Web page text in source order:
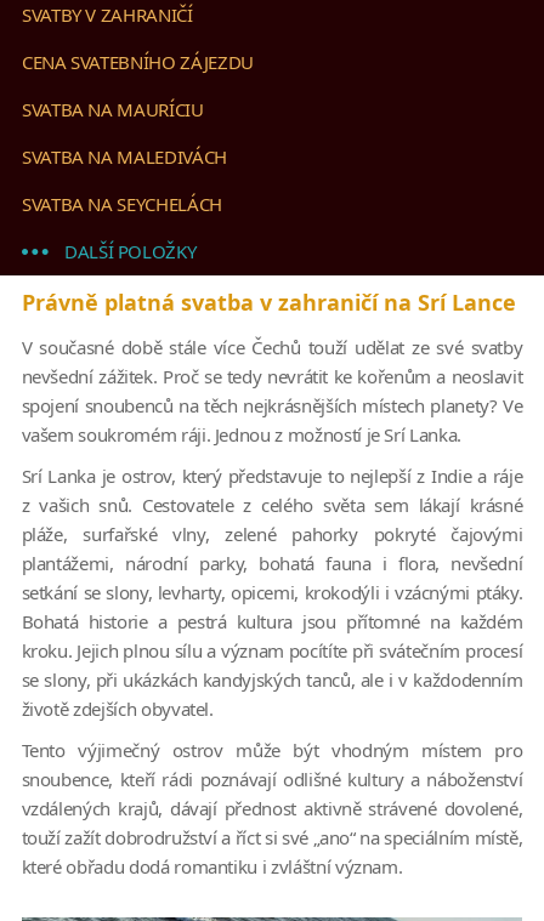
SVATBY V ZAHRANIČÍ
CENA SVATEBNÍHO ZÁJEZDU
SVATBA NA MAURÍCIU
SVATBA NA MALEDIVÁCH
SVATBA NA SEYCHELÁCH
DALŠÍ POLOŽKY
Právně platná svatba v zahraničí na Srí Lance
V současné době stále více Čechů touží udělat ze své svatby
nevšední zážitek. Proč se tedy nevrátit ke kořenům a neoslavit
spojení snoubenců na těch nejkrásnějších místech planety? Ve
vašem soukromém ráji. Jednou z možností je Srí Lanka.
Srí Lanka je ostrov, který představuje to nejlepší z Indie a ráje
z vašich snů. Cestovatele z celého světa sem lákají krásné
pláže, surfařské vlny, zelené pahorky pokryté čajovými
plantážemi, národní parky, bohatá fauna i flora, nevšední
setkání se slony, levharty, opicemi, krokodýli i vzácnými ptáky.
Bohatá historie a pestrá kultura jsou přítomné na každém
kroku. Jejich plnou sílu a význam pocítíte při svátečním procesí
se slony, při ukázkách kandyjských tanců, ale i v každodenním
životě zdejších obyvatel.
Tento výjimečný ostrov může být vhodným místem pro
snoubence, kteří rádi poznávají odlišné kultury a náboženství
vzdálených krajů, dávají přednost aktivně strávené dovolené,
touží zažít dobrodružství a říct si své „ano“ na speciálním místě,
které obřadu dodá romantiku i zvláštní význam.